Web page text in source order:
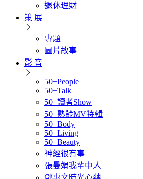
退休理財
策 展
專題
圖片故事
影 音
50+People
50+Talk
50+讀者Show
50+熟齡MV特輯
50+Body
50+Living
50+Beauty
神經很有事
張曼娟我輩中人